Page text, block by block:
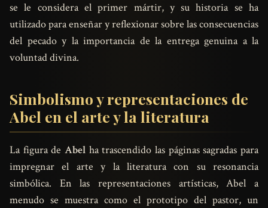
se le considera el primer mártir, y su historia se ha
utilizado para enseñar y reflexionar sobre las consecuencias
del pecado y la importancia de la entrega genuina a la
voluntad divina.
Simbolismo y representaciones de
Abel en el arte y la literatura
La figura de Abel ha trascendido las páginas sagradas para
impregnar el arte y la literatura con su resonancia
simbólica. En las representaciones artísticas, Abel a
menudo se muestra como el prototipo del pastor, un